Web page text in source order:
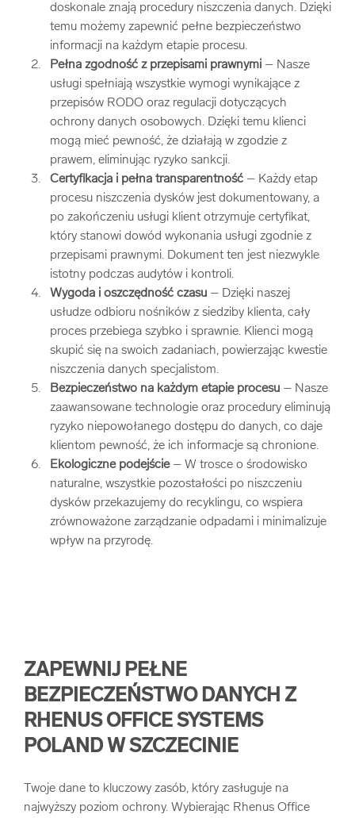
doskonale znają procedury niszczenia danych. Dzięki
temu możemy zapewnić pełne bezpieczeństwo
informacji na każdym etapie procesu.
Pełna zgodność z przepisami prawnymi – Nasze
usługi spełniają wszystkie wymogi wynikające z
przepisów RODO oraz regulacji dotyczących
ochrony danych osobowych. Dzięki temu klienci
mogą mieć pewność, że działają w zgodzie z
prawem, eliminując ryzyko sankcji.
Certyfikacja i pełna transparentność – Każdy etap
procesu niszczenia dysków jest dokumentowany, a
po zakończeniu usługi klient otrzymuje certyfikat,
który stanowi dowód wykonania usługi zgodnie z
przepisami prawnymi. Dokument ten jest niezwykle
istotny podczas audytów i kontroli.
Wygoda i oszczędność czasu – Dzięki naszej
usłudze odbioru nośników z siedziby klienta, cały
proces przebiega szybko i sprawnie. Klienci mogą
skupić się na swoich zadaniach, powierzając kwestie
niszczenia danych specjalistom.
Bezpieczeństwo na każdym etapie procesu – Nasze
zaawansowane technologie oraz procedury eliminują
ryzyko niepowołanego dostępu do danych, co daje
klientom pewność, że ich informacje są chronione.
Ekologiczne podejście– W trosce o środowisko
naturalne, wszystkie pozostałości po niszczeniu
dysków przekazujemy do recyklingu, co wspiera
zrównoważone zarządzanie odpadami i minimalizuje
wpływ na przyrodę.
ZAPEWNIJ PEŁNE
BEZPIECZEŃSTWO DANYCH Z
RHENUS OFFICE SYSTEMS
POLAND W SZCZECINIE
Twoje dane to kluczowy zasób, który zasługuje na
najwyższy poziom ochrony. Wybierając Rhenus Office